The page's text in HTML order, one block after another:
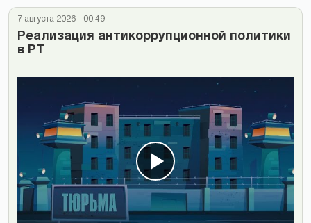
7 августа 2026 - 00:49
Реализация антикоррупционной политики
в РТ